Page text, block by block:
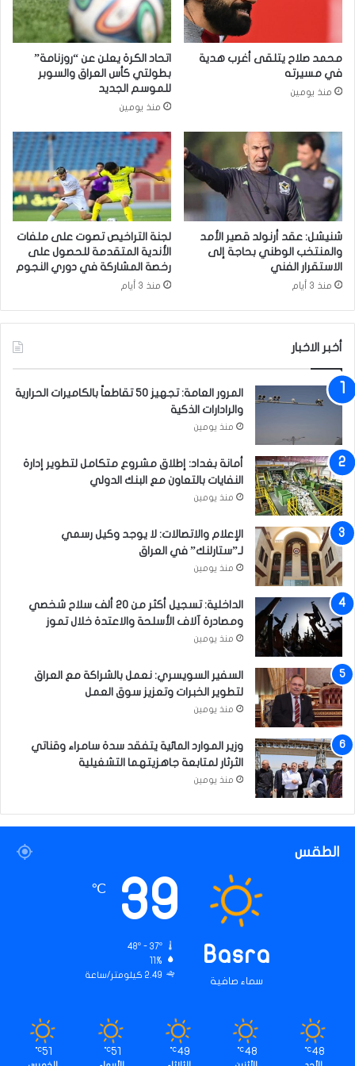
ن
ا
ء
أ
ق
ص
ا
ل
ش
م
ل
ي
ا
خ
ا
ل
د
ف
ا
ع
ا
ل
أ
و
ل
و
ج
ل
ت
ق
ل
ب
ا
ت
ا
ل
م
ن
ا
ي
ة
محمد صلاح يتلقى أغرب هدية
في مسيرته
منذ يومين
اتحاد الكرة يعلن عن “روزنامة”
بطولتي كأس العراق والسوبر
للموسم الجديد
منذ يومين
شنيشل: عقد أرنولد قصير الأمد
والمنتخب الوطني بحاجة إلى
الاستقرار الفني
منذ 3 أيام
لجنة التراخيص تصوت على ملفات
الأندية المتقدمة للحصول على
رخصة المشاركة في دوري النجوم
منذ 3 أيام
أخبر الاخبار
المرور العامة: تجهيز 50 تقاطعاً بالكاميرات الحرارية
والرادارات الذكية
منذ يومين
أمانة بغداد: إطلاق مشروع متكامل لتطوير إدارة
النفايات بالتعاون مع البنك الدولي
منذ يومين
الإعلام والاتصالات: لا يوجد وكيل رسمي
لـ”ستارلنك” في العراق
منذ يومين
الداخلية: تسجيل أكثر من 20 ألف سلاح شخصي
ومصادرة آلاف الأسلحة والاعتدة خلال تموز
منذ يومين
السفير السويسري: نعمل بالشراكة مع العراق
لتطوير الخبرات وتعزيز سوق العمل
منذ يومين
وزير الموارد المائية يتفقد سدة سامراء وقناتي
الثرثار لمتابعة جاهزيتهما التشغيلية
منذ يومين
الطقس
Basra
سماء صافية
39
℃
48º - 37º
11%
2.49 كيلومتر/ساعة
48
℃
48
℃
49
℃
51
℃
51
℃